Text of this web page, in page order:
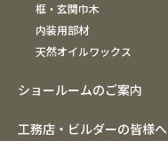
框・玄関巾木
内装用部材
天然オイルワックス
ショールームのご案内
工務店・ビルダーの皆様へ